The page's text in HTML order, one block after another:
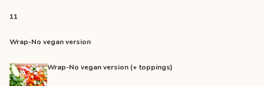
11
Wrap-No vegan version
Wrap-No vegan version (+ toppings)